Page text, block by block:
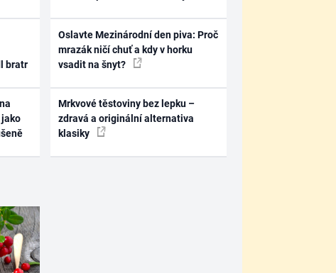
bratr
Oslavte Mezinárodní den piva: Proč
mrazák ničí chuť a kdy v horku
vsadit na šnyt?
Mrkvové těstoviny bez lepku –
zdravá a originální alternativa
klasiky